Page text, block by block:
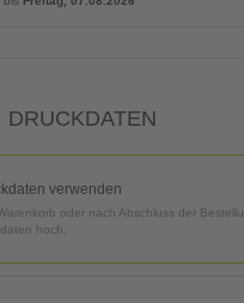
DRUCKDATEN
verwenden
oder nach Abschluss der
hoch.